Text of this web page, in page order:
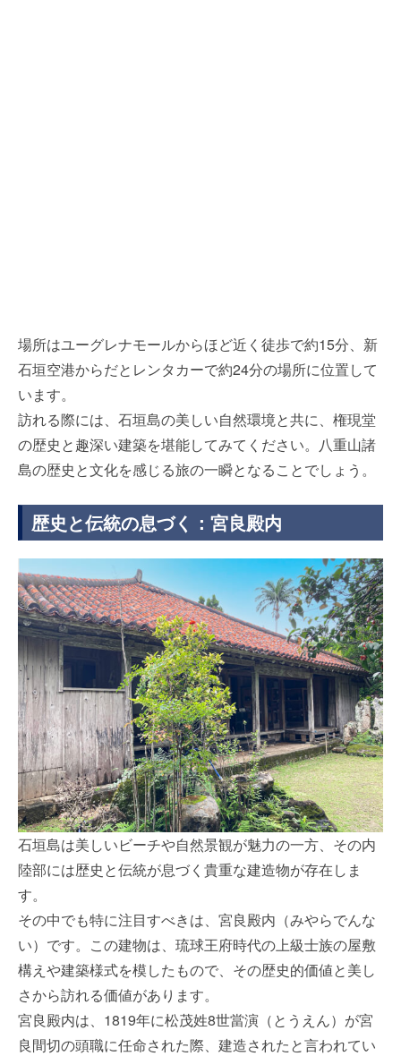
場所はユーグレナモールからほど近く徒歩で約15分、新
石垣空港からだとレンタカーで約24分の場所に位置して
います。
訪れる際には、石垣島の美しい自然環境と共に、権現堂
の歴史と趣深い建築を堪能してみてください。八重山諸
島の歴史と文化を感じる旅の一瞬となることでしょう。
歴史と伝統の息づく：宮良殿内
石垣島は美しいビーチや自然景観が魅力の一方、その内
陸部には歴史と伝統が息づく貴重な建造物が存在しま
す。
その中でも特に注目すべきは、宮良殿内（みやらでんな
い）です。この建物は、琉球王府時代の上級士族の屋敷
構えや建築様式を模したもので、その歴史的価値と美し
さから訪れる価値があります。
宮良殿内は、1819年に松茂姓8世當演（とうえん）が宮
良間切の頭職に任命された際、建造されたと言われてい